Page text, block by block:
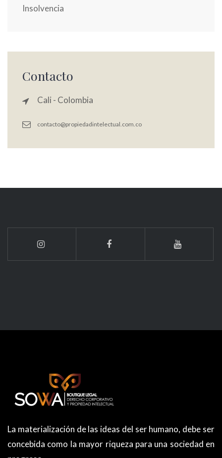
Insolvencia
Contacto
Cali - Colombia
contacto@propiedadintelectual.com.co
La materialización de las ideas del ser humano, debe ser
concebida como la mayor riqueza para una sociedad en